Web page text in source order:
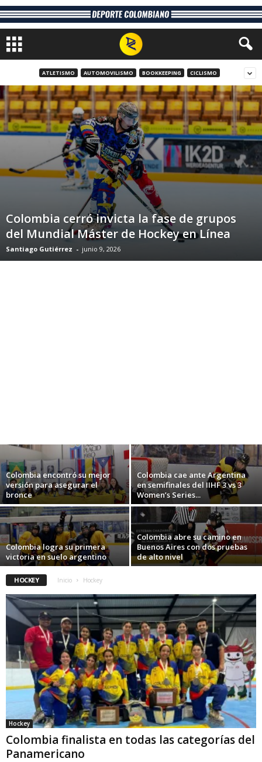
ATLETISMO AUTOMOVILISMO BOOKKEEPING CICLISMO
Colombia cerró invicta la fase de grupos
del Mundial Máster de Hockey en Línea
Santiago Gutiérrez - junio 9, 2026
Colombia encontró su mejor
versión para asegurar el
bronce
Colombia cae ante Argentina
en semifinales del IIHF 3 vs 3
Women’s Series...
Colombia logra su primera
victoria en suelo argentino
Colombia abre su camino en
Buenos Aires con dos pruebas
de alto nivel
HOCKEY Inicio Hockey
Hockey
Colombia finalista en todas las categorías del
Panamericano